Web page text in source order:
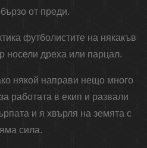
от преди.
футболистите на някакъв
носели дреха или парцал.
някой направи нещо много
работата в екип и развали
и я хвърля на земята с
сила.